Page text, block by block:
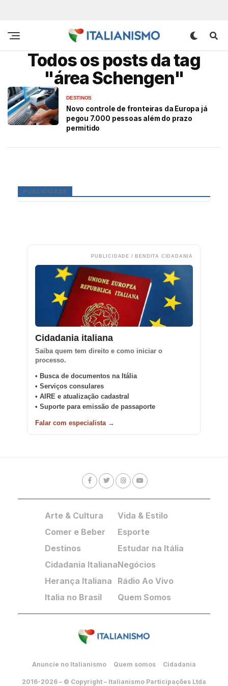
Todos os posts da tag
"área Schengen"
DESTINOS
Novo controle de fronteiras da Europa já
pegou 7.000 pessoas além do prazo
permitido
PUBLICIDADE
PUBLICIDADE / BENDITA CIDADANIA
Cidadania italiana
Saiba quem tem direito e como iniciar o
processo.
• Busca de documentos na Itália
• Serviços consulares
• AIRE e atualização cadastral
• Suporte para emissão de passaporte
Falar com especialista →
Arte & Cultura
Comer e Beber
Destinos
Cidadania Italiana
Herança Italiana
Italia no Brasil
Vida & Estilo
Esporte
Estudar na Itália
Negócios
Rádio Ao Vivo
Quem Somos
Anuncie no Italianismo Quem somos Cidadania
2016-2026 – © Copyright – Italianismo Participações Ltda